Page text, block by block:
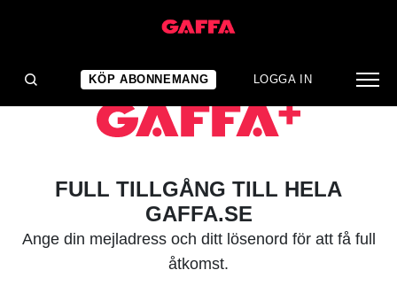
KÖP ABONNEMANG LOGGA IN
FULL TILLGÅNG TILL HELA
GAFFA.SE
Ange din mejladress och ditt lösenord för att få full
åtkomst.